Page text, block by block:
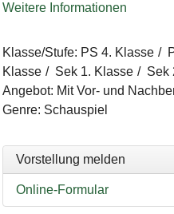
Weitere Informationen
Klasse/Stufe: PS 4. Klasse
Klasse
Sek 1. Klasse
Sek
Angebot: Mit Vor- und
Genre: Schauspiel
Vorstellung melden
Online-Formular